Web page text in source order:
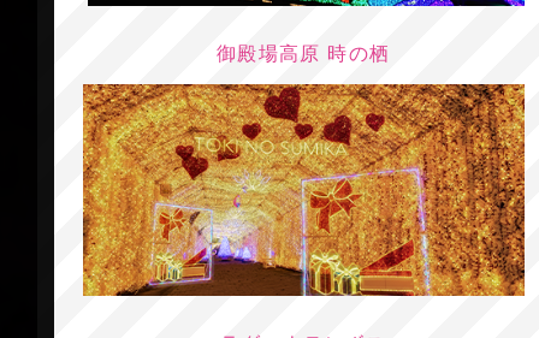
御殿場高原 時の栖